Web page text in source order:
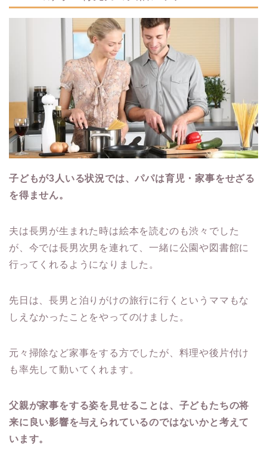
子どもが3人いる状況では、パパは育児・家事をせざる
を得ません。
夫は長男が生まれた時は絵本を読むのも渋々でした
が、今では長男次男を連れて、一緒に公園や図書館に
行ってくれるようになりました。
先日は、長男と泊りがけの旅行に行くというママもな
しえなかったことをやってのけました。
元々掃除など家事をする方でしたが、料理や後片付け
も率先して動いてくれます。
父親が家事をする姿を見せることは、子どもたちの将
来に良い影響を与えられているのではないかと考えて
います。